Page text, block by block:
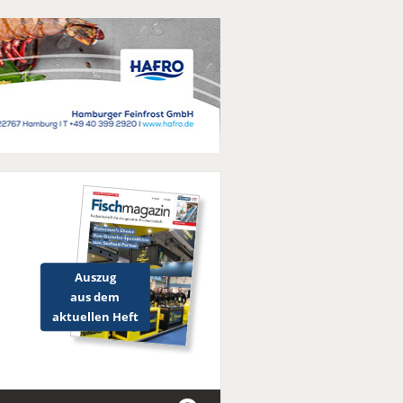
Auszug
aus dem
aktuellen Heft